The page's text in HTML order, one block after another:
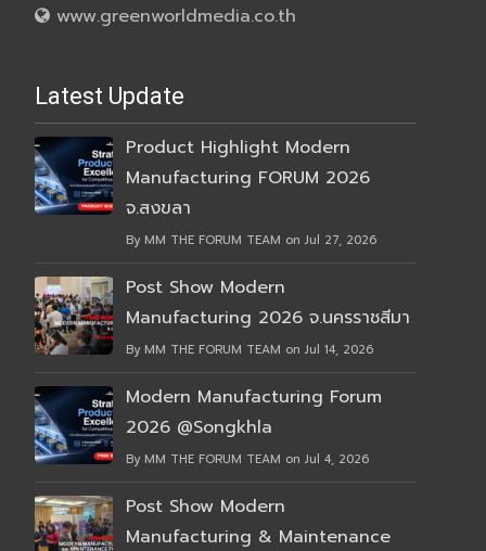
www.greenworldmedia.co.th
Latest Update
Product Highlight Modern
Manufacturing FORUM 2026
จ.สงขลา
By MM THE FORUM TEAM on Jul 27, 2026
Post Show Modern
Manufacturing 2026 จ.นครราชสีมา
By MM THE FORUM TEAM on Jul 14, 2026
Modern Manufacturing Forum
2026 @Songkhla
By MM THE FORUM TEAM on Jul 4, 2026
Post Show Modern
Manufacturing & Maintenance